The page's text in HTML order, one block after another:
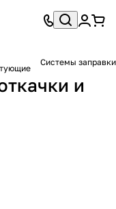
Системы
и